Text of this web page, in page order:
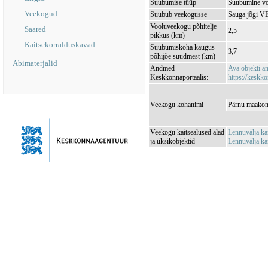
Veekogud
Saared
Kaitsekorralduskavad
Abimaterjalid
Suubumise tüüp
Suubumine
Suubub veekogusse
Sauga jõgi
Vooluveekogu põhitelje
pikkus (km)
2,5
Suubumiskoha kaugus
põhijõe suudmest (km)
3,7
Andmed
Keskkonnaportaalis:
Ava objekti
https://
Veekogu kohanimi Pärnu
Veekogu kaitsealused alad
ja üksikobjektid
Lennuvälja
Lennuvälja